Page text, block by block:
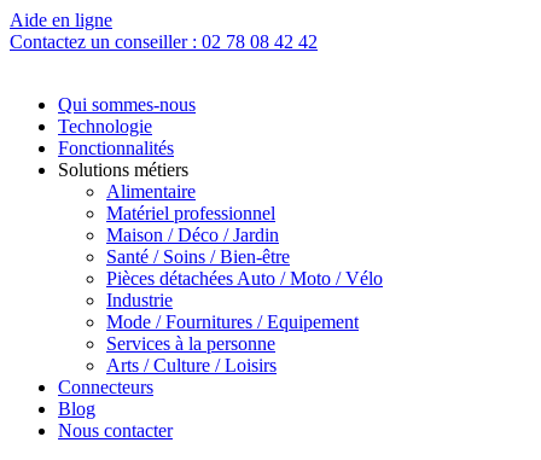
Aide en ligne
Contactez un conseiller : 02 78 08 42 42
Qui sommes-nous
Technologie
Fonctionnalités
Solutions métiers
Alimentaire
Matériel professionnel
Maison / Déco / Jardin
Santé / Soins / Bien-être
Pièces détachées Auto / Moto / Vélo
Industrie
Mode / Fournitures / Equipement
Services à la personne
Arts / Culture / Loisirs
Connecteurs
Blog
Nous contacter